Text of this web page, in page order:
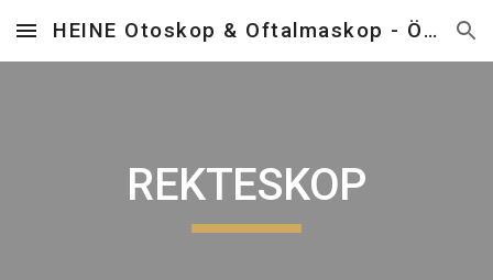
Skip to main content Skip to navigation
HEINE Otoskop & Oftalmaskop - Önder Tıbbi Cihazlar
REKTESKOP